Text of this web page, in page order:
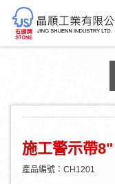
施工警示帶8"
產品編號：CH1201